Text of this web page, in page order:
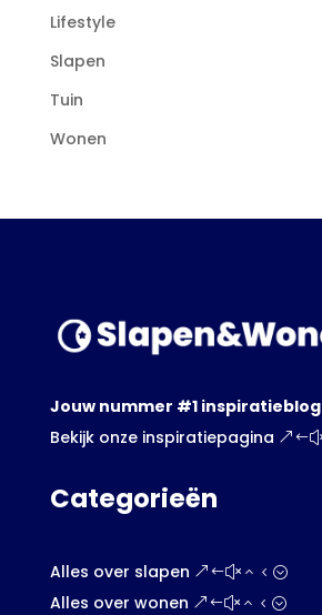
Lifestyle
Slapen
Tuin
Wonen
Jouw nummer #1 inspiratieblog
Bekijk onze inspiratiepagina
Categorieën
Alles over slapen
Alles over wonen